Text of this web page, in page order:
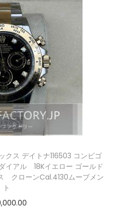
クス デイトナ116503 コンビゴ
イアル 18Kイエロー ゴールド
クローンCal.4130ムーブメン
ト